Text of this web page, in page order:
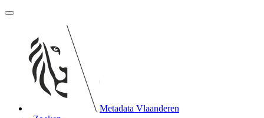
Metadata Vlaanderen